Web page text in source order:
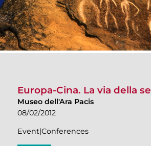
Europa-Cina. La via della
Museo dell'Ara Pacis
08/02/2012
Event|Conferences